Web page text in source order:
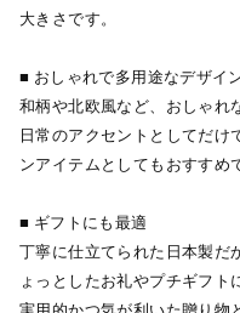
大きさです。
■ おしゃれで多用途なデザイ
和柄や北欧風など、おしゃれ
日常のアクセントとしてだけ
ンアイテムとしてもおすすめ
■ ギフトにも最適
丁寧に仕立てられた日本製だ
ょっとしたお礼やプチギフト